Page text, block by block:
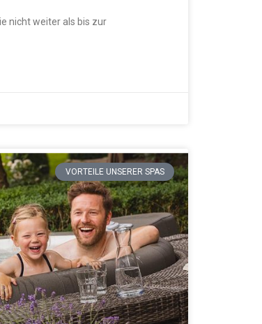
nicht weiter als bis zur
VORTEILE UNSERER SPAS